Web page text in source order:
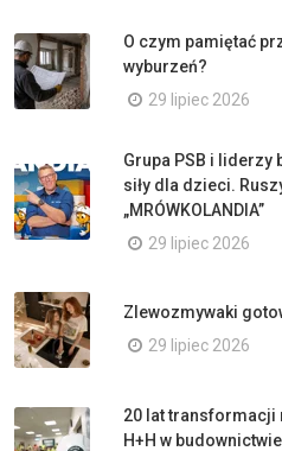
O czym pamiętać
wyburzeń?
29 lipiec 2026
Grupa PSB i liderzy
siły dla dzieci.
„MRÓWKOLANDIA”
29 lipiec 2026
Zlewozmywaki
29 lipiec 2026
20 lat transformacji
H+H w budownictwie